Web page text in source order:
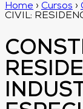
Home › Cursos ›
CIVIL: